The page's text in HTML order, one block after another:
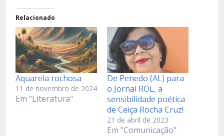
Relacionado
Aquarela rochosa
11 de novembro de 2024
Em "Literatura"
De Penedo (AL) para
o Jornal ROL, a
sensibilidade poética
de Ceiça Rocha Cruz!
21 de abril de 2023
Em "Comunicação"